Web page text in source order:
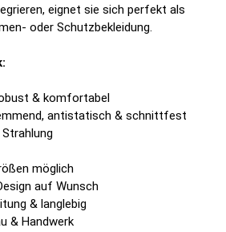
eignet sie sich perfekt als
oder Schutzbekleidung.
& komfortabel
antistatisch & schnittfest
möglich
auf Wunsch
& langlebig
& Handwerk